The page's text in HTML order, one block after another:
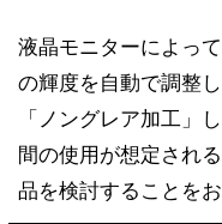
液晶モニターによっ
の輝度を自動で調整
「ノングレア加工」
間の使用が想定され
品を検討することをお